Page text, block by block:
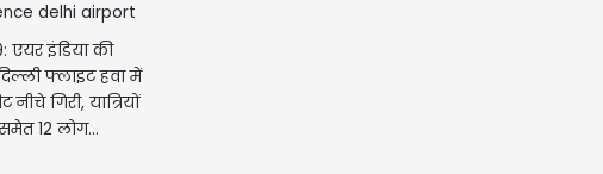
एयर इंडिया की
फ्लाइट हवा में
नीचे गिरी, यात्रियों
12 लोग...